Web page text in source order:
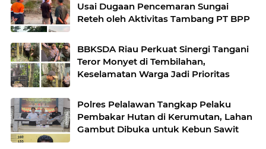
Usai Dugaan Pencemaran Sungai
Reteh oleh Aktivitas Tambang PT BPP
BBKSDA Riau Perkuat Sinergi Tangani
Teror Monyet di Tembilahan,
Keselamatan Warga Jadi Prioritas
Polres Pelalawan Tangkap Pelaku
Pembakar Hutan di Kerumutan, Lahan
Gambut Dibuka untuk Kebun Sawit